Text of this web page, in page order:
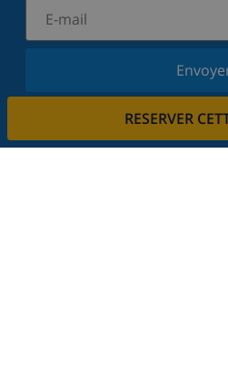
RESERVER
Inscrivez-vous à notre
votre vie privée.